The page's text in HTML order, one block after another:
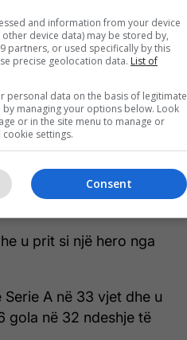
çmimin e kërkuar në
poshtë se nuk do të
United, Paris Saint-
më afër 100 milionë
rinovon, atëherë
është dhënë në merkato
ende atë pikë.
u prit si një hero nga
A në 33 vjet dhe u
gola në 32 ndeshje të
and information from your device
device data) may be stored by,
partners, or used specifically by this
precise geolocation data. List of
personal data on the basis of legitimate
managing your options below. Look
or in the site menu to manage or
settings.
Consent